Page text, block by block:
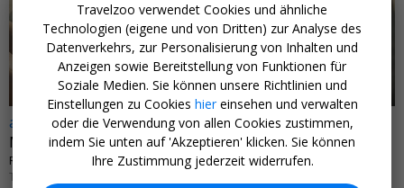
ab 399 € p.P.
Mallorca: Riu-Hotel mit HP & Flug von NRW
RIU CONCORDIA • SPANIEN
TERMINE BIS MÄRZ 2027
Travelzoo verwendet Cookies und ähnliche
Technologien (eigene und von Dritten) zur Analyse des
Datenverkehrs, zur Personalisierung von Inhalten und
Anzeigen sowie Bereitstellung von Funktionen für
Soziale Medien. Sie können unsere Richtlinien und
Einstellungen zu Cookies hiereinsehen und verwalten
oder die Verwendung von allen Cookies zustimmen,
indem Sie unten auf 'Akzeptieren' klicken. Sie können
Ihre Zustimmung jederzeit widerrufen.